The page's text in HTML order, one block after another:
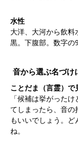
水性
大洋、大河から飲料
黒。下腹部。数字の
音から選ぶ名づけ
ことだま（言霊）で
「候補は挙がった
てしまったら、音の
もいいでしょう。
ね。